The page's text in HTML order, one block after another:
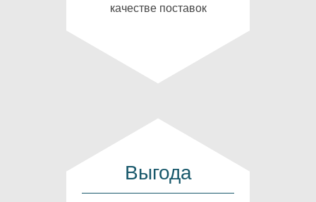
качестве поставок
Выгода